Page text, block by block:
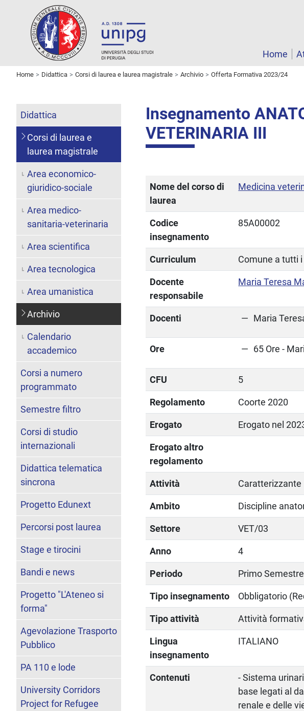
Home
Home Didattica Corsi di laurea e laurea magistrale Archivio Offerta Formativa 2023/24
Insegnamento
VETERINARIA III
Nome del corso di
laurea
Medicina
Codice
insegnamento
85A00002
Curriculum Comune a tutti
Docente
responsabile
Maria Teresa
Docenti Maria
Ore 65 Ore -
CFU 5
Regolamento Coorte 2020
Erogato Erogato nel
Erogato altro
regolamento
Attività Caratterizzante
Ambito Discipline
Settore VET/03
Anno 4
Periodo Primo Semestre
Tipo insegnamento Obbligatorio
Tipo attività Attività
Lingua
insegnamento
ITALIANO
Contenuti
- Sistema
base legati al
renale e delle
Didattica
Corsi di laurea e
laurea magistrale
Area economico-
giuridico-sociale
Area medico-
sanitaria-veterinaria
Area scientifica
Area tecnologica
Area umanistica
Archivio
Calendario
accademico
Corsi a numero
programmato
Semestre filtro
Corsi di studio
internazionali
Didattica telematica
sincrona
Progetto Edunext
Percorsi post laurea
Stage e tirocini
Bandi e news
Progetto "L'Ateneo si
forma"
Agevolazione Trasporto
Pubblico
PA 110 e lode
University Corridors
Project for Refugee